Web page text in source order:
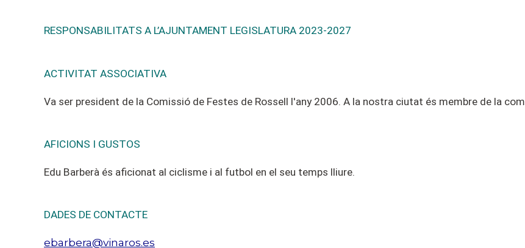
RESPONSABILITATS A L’AJUNTAMENT LEGISLATURA 2023-2027
ACTIVITAT ASSOCIATIVA
Va ser president de la Comissió de Festes de Rossell l'any 2006. A la nostra ciutat és membre de la
AFICIONS I GUSTOS
Edu Barberà és aficionat al ciclisme i al futbol en el seu temps lliure.
DADES DE CONTACTE
ebarbera@vinaros.es